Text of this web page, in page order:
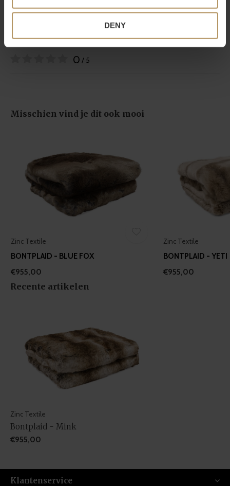
Identify your device by actively scanning it for
provide social media features and to analyse our traffic.
may combine it with other information that you’ve
provided to them or that they’ve collected from your use
of their services.
DENY
Facebook Pin it Whatsapp
0 / 5
Misschien vind je dit ook mooi
Zinc Textile
BONTPLAID - BLUE FOX
€955,00
Zinc Textile
BONTPLAID - YETI
€955,00
Recente artikelen
Zinc Textile
Bontplaid - Mink
€955,00
Klantenservice